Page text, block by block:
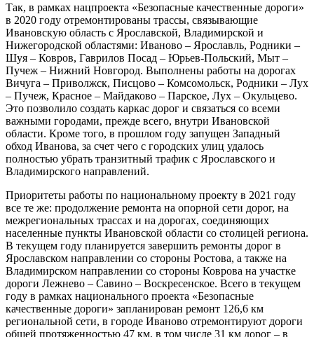
Так, в рамках нацпроекта «Безопасные качественные дороги»
в 2020 году отремонтированы трассы, связывающие
Ивановскую область с Ярославской, Владимирской и
Нижегородской областями: Иваново – Ярославль, Родники –
Шуя – Ковров, Гаврилов Посад – Юрьев-Польский, Мыт –
Пучеж – Нижний Новгород. Выполнены работы на дорогах
Вичуга – Приволжск, Писцово – Комсомольск, Родники – Лух
– Пучеж, Красное – Майдаково – Парское, Лух – Окульцево.
Это позволило создать каркас дорог и связаться со всеми
важными городами, прежде всего, внутри Ивановской
области. Кроме того, в прошлом году запущен Западный
обход Иванова, за счет чего с городских улиц удалось
полностью убрать транзитный трафик с Ярославского и
Владимирского направлений.
Приоритеты работы по национальному проекту в 2021 году
все те же: продолжение ремонта на опорной сети дорог, на
межрегиональных трассах и на дорогах, соединяющих
населенные пункты Ивановской области со столицей региона.
В текущем году планируется завершить ремонты дорог в
Ярославском направлении со стороны Ростова, а также на
Владимирском направлении со стороны Коврова на участке
дороги Лежнево – Савино – Воскресенское. Всего в текущем
году в рамках национального проекта «Безопасные
качественные дороги» запланирован ремонт 126,6 км
региональной сети, в городе Иваново отремонтируют дороги
общей протяженностью 47 км, в том числе 31 км дорог – в